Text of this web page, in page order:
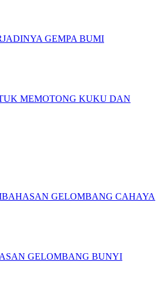
GEMPA BUMI
MEMOTONG KUKU DAN
GELOMBANG CAHAYA
GELOMBANG BUNYI